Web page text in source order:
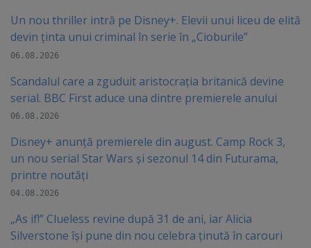
Un nou thriller intră pe Disney+. Elevii unui liceu de elită
devin ținta unui criminal în serie în „Cioburile”
06.08.2026
Scandalul care a zguduit aristocrația britanică devine
serial. BBC First aduce una dintre premierele anului
06.08.2026
Disney+ anunță premierele din august. Camp Rock 3,
un nou serial Star Wars și sezonul 14 din Futurama,
printre noutăți
04.08.2026
„As if!” Clueless revine după 31 de ani, iar Alicia
Silverstone își pune din nou celebra ținută în carouri